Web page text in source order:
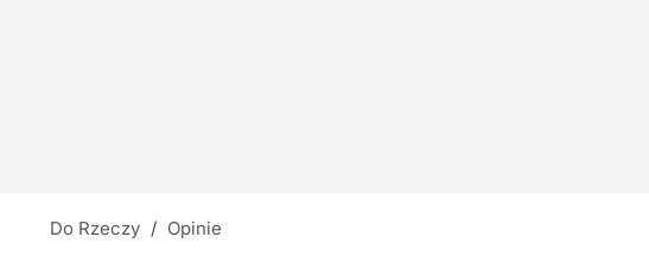
Do Rzeczy / Opinie